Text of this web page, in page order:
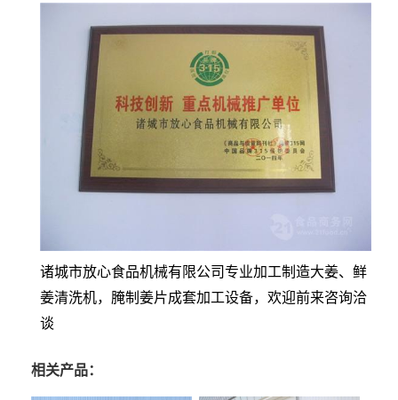
诸城市放心食品机械有限公司专业加工制造大姜、鲜
姜清洗机，腌制姜片成套加工设备，欢迎前来咨询洽
谈
相关产品：